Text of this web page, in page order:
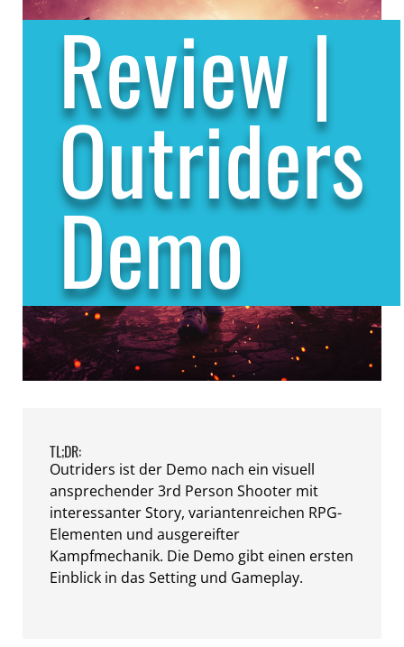
Review |
Outriders
Demo
TL;DR:
Outriders ist der Demo nach ein visuell
ansprechender 3rd Person Shooter mit
interessanter Story, variantenreichen RPG-
Elementen und ausgereifter
Kampfmechanik. Die Demo gibt einen ersten
Einblick in das Setting und Gameplay.